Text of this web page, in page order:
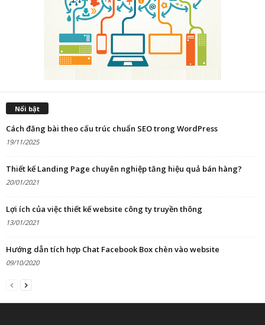
Nổi bật
Cách đăng bài theo cấu trúc chuẩn SEO trong WordPress
19/11/2025
Thiết kế Landing Page chuyên nghiệp tăng hiệu quả bán hàng?
20/01/2021
Lợi ích của việc thiết kế website công ty truyền thông
13/01/2021
Hướng dẫn tích hợp Chat Facebook Box chèn vào website
09/10/2020